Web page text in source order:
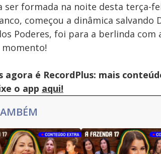
ser formada na noite desta terça-
começou a dinâmica salvando
Poderes, foi para a berlinda com
momento!
agora é RecordPlus: mais
o app aqui!